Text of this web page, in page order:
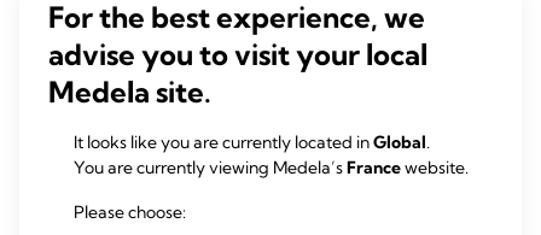
torpeur et une absence d'envie de manger (ne pas téter
pendant quatre à six heures), consultez rapidement un
médecin
Que sont les « tétées
frénétiques » ?
For the best experience, we
advise you to visit your local
Medela site.
It looks like you are currently located inGlobal.
You are currently viewing Medela’sFrancewebsite.
Please choose: